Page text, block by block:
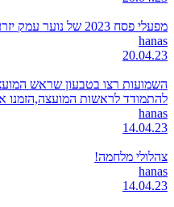
מפעלי פסח 2023 של נוער עמק יזרעאל
hanas
20.04.23
השמועות רצו בטבעון שראש
להתמודד לראשות המועצה,הזמנו
hanas
14.04.23
צהלולי מלחמה!
hanas
14.04.23